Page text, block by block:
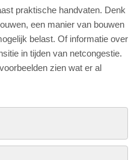
praktische handvaten. Denk
een manier van bouwen
belast. Of informatie over
in tijden van netcongestie.
zien wat er al